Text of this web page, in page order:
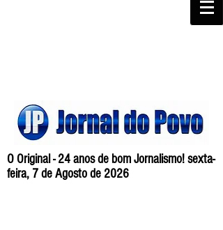
O Original - 24 anos de bom Jornalismo! sexta-
feira, 7 de Agosto de 2026